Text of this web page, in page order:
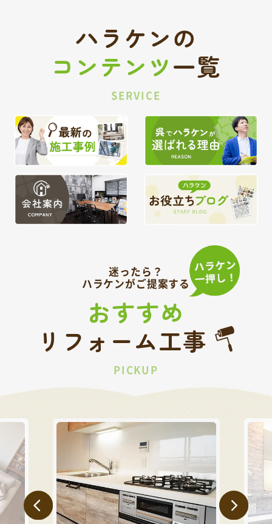
ハラケンの
コンテンツ一覧
SERVICE
迷ったら？
ハラケンがご提案する
おすすめ
リフォーム工事
PICKUP